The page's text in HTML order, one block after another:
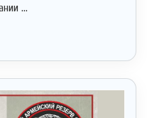
...